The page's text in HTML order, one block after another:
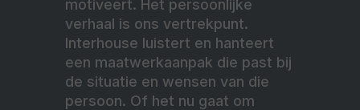
motiveert. Het persoonlijke
verhaal is ons vertrekpunt.
Interhouse luistert en hanteert
een maatwerkaanpak die past bij
de situatie en wensen van die
persoon. Of het nu gaat om